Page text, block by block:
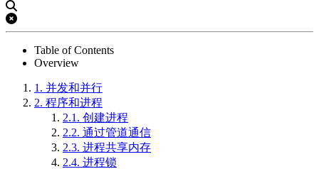
Table of Contents
Overview
1. 并发和并行
2. 程序和进程
2.1. 创建进程
2.2. 通过管道通信
2.3. 进程共享内存
2.4. 进程锁